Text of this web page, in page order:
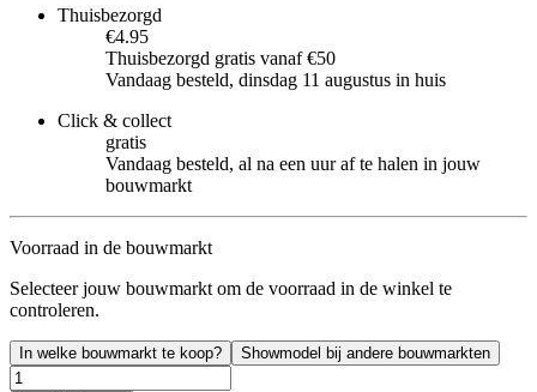
Thuisbezorgd
€4.95
Thuisbezorgd gratis vanaf €50
Vandaag besteld, dinsdag 11 augustus in huis
Click & collect
gratis
Vandaag besteld, al na een uur af te halen in jouw
bouwmarkt
Voorraad in de bouwmarkt
Selecteer jouw bouwmarkt om de voorraad in de winkel te
controleren.
In welke bouwmarkt te koop? Showmodel bij andere bouwmarkten